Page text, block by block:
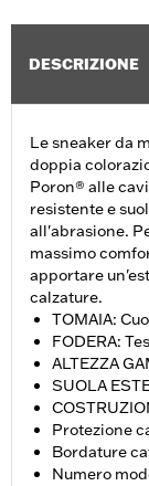
DESCRIZIONE
Le sneaker da
doppia
Poron® alle
resistente e
all'abrasione.
massimo
apportare
calzature.
TOMAIA:
FODERA:
ALTEZZA
SUOLA
Protezione
Bordature
Numero